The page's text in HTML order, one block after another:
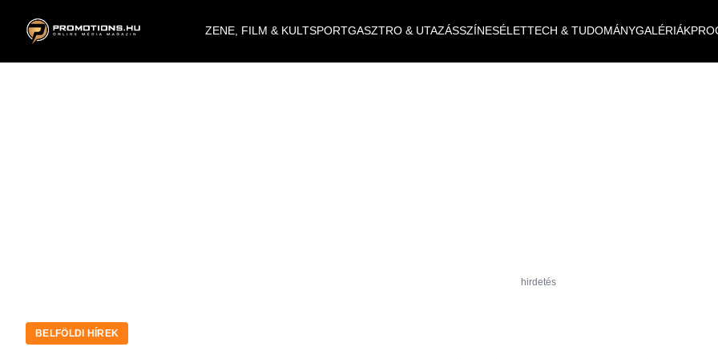
ZENE, FILM & KULTSPORTGASZTRO & UTAZÁSSZÍNESÉLETTECH & TUDOMÁNYGALÉRIÁK
hirdetés
BELFÖLDI HÍREK